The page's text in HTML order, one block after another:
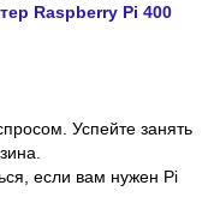
Raspberry Pi 400
Успейте занять
если вам нужен Pi